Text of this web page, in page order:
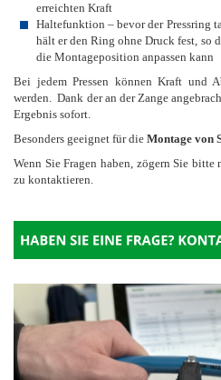
erreichten Kraft
Haltefunktion – bevor der Pressring
hält er den Ring ohne Druck fest, so
die Montageposition anpassen kann
Bei jedem Pressen können Kraft und
werden. Dank der an der Zange
Ergebnis sofort.
Besonders geeignet für die Montage von
Wenn Sie Fragen haben, zögern Sie bitte
zu kontaktieren.